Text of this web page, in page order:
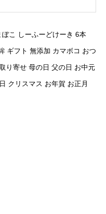
こ しーふーどけーき 6本
ギフト 無添加 カマボコ おつ
り寄せ 母の日 父の日 お中元
クリスマス お年賀 お正月